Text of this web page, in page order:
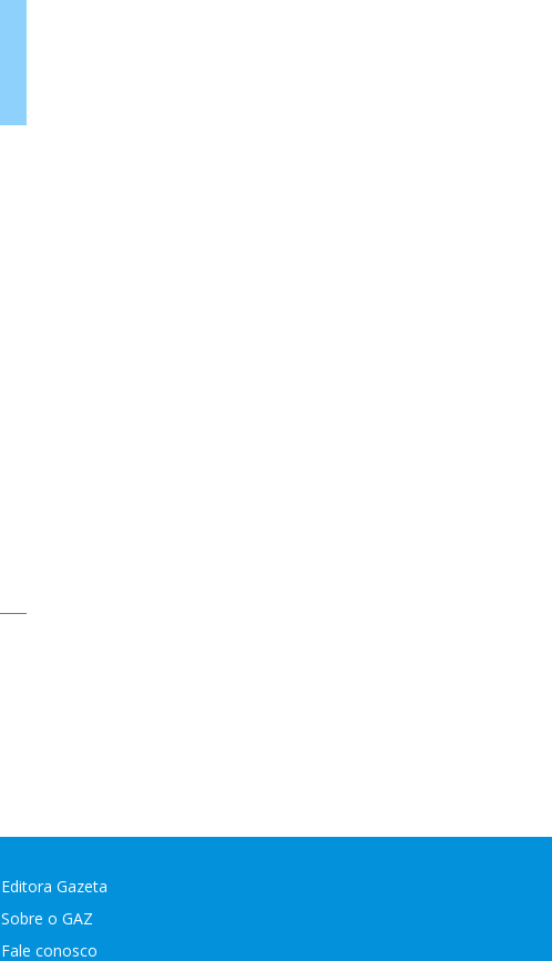
Editora Gazeta
Sobre o GAZ
Fale conosco